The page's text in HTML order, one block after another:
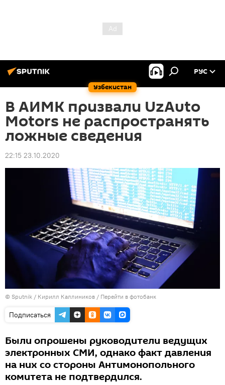
Узбекистан
РУС
В АИМК призвали UzAuto
Motors не распространять
ложные сведения
22:15 23.10.2020
© Sputnik / Кирилл Каллиников / Перейти в фотобанк
Подписаться
Были опрошены руководители ведущих
электронных СМИ, однако факт давления
на них со стороны Антимонопольного
комитета не подтвердился.